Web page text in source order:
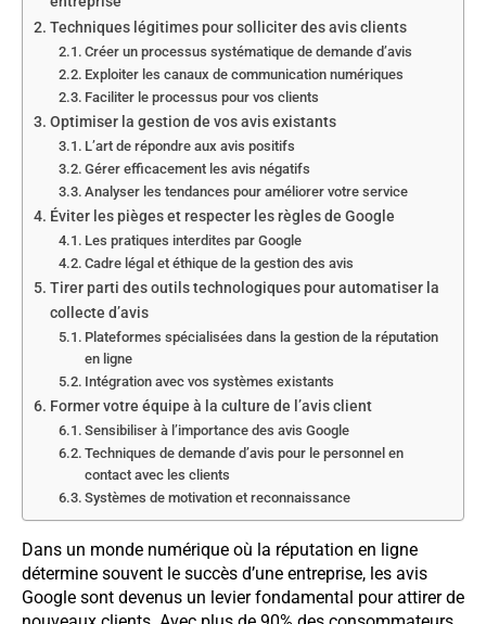
Techniques légitimes pour solliciter des avis clients
Créer un processus systématique de demande d’avis
Exploiter les canaux de communication numériques
Faciliter le processus pour vos clients
Optimiser la gestion de vos avis existants
L’art de répondre aux avis positifs
Gérer efficacement les avis négatifs
Analyser les tendances pour améliorer votre service
Éviter les pièges et respecter les règles de Google
Les pratiques interdites par Google
Cadre légal et éthique de la gestion des avis
Tirer parti des outils technologiques pour automatiser la
collecte d’avis
Plateformes spécialisées dans la gestion de la réputation
en ligne
Intégration avec vos systèmes existants
Former votre équipe à la culture de l’avis client
Sensibiliser à l’importance des avis Google
Techniques de demande d’avis pour le personnel en
contact avec les clients
Systèmes de motivation et reconnaissance
Dans un monde numérique où la réputation en ligne
détermine souvent le succès d’une entreprise, les avis
Google sont devenus un levier fondamental pour attirer de